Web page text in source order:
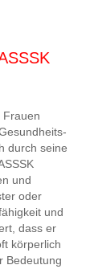
Frauen
durch seine
und
oder
und
dass er
körperlich
Bedeutung